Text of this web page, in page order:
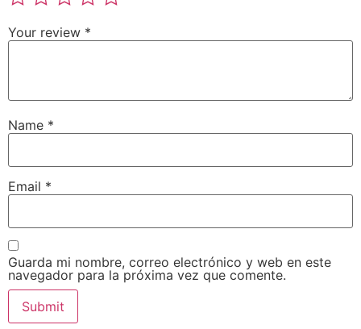
Your review *
Name *
Email *
Guarda mi nombre, correo electrónico y web en este
navegador para la próxima vez que comente.